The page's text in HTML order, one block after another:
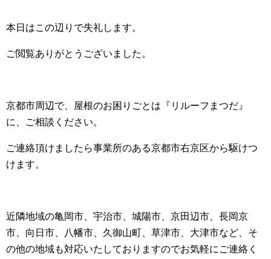
本日はこの辺りで失礼します。
ご閲覧ありがとうございました。
京都市周辺で、屋根のお困りごとは『リルーフまつだ』
に、ご相談ください。
ご連絡頂けましたら事業所のある京都市右京区から駆けつ
けます。
近隣地域の亀岡市、宇治市、城陽市、京田辺市、長岡京
市、向日市、八幡市、久御山町、草津市、大津市など、そ
の他の地域も対応いたしておりますのでお気軽にご連絡く